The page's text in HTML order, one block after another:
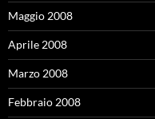
Maggio 2008
Aprile 2008
Marzo 2008
Febbraio 2008